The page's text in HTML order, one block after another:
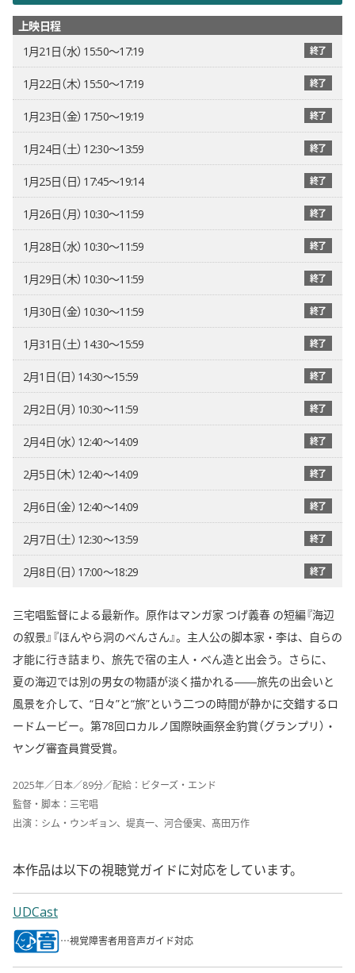
上映日程
1月21日（水） 15:50〜17:19
終了
1月22日（木） 15:50〜17:19 終了
1月23日（金） 17:50〜19:19 終了
1月24日（土） 12:30〜13:59 終了
1月25日（日） 17:45〜19:14 終了
1月26日（月） 10:30〜11:59 終了
1月28日（水） 10:30〜11:59 終了
1月29日（木） 10:30〜11:59 終了
1月30日（金） 10:30〜11:59 終了
1月31日（土） 14:30〜15:59 終了
2月1日（日） 14:30〜15:59 終了
2月2日（月） 10:30〜11:59 終了
2月4日（水） 12:40〜14:09 終了
2月5日（木） 12:40〜14:09 終了
2月6日（金） 12:40〜14:09 終了
2月7日（土） 12:30〜13:59 終了
2月8日（日） 17:00〜18:29 終了
三宅唱監督による最新作。原作はマンガ家 つげ義春 の短編『海辺
の叙景』『ほんやら洞のべんさん』。主人公の脚本家・李は、自らの
才能に行き詰まり、旅先で宿の主人・べん造と出会う。さらに、
夏の海辺では別の男女の物語が淡く描かれる――旅先の出会いと
風景を介して、“日々”と“旅”という二つの時間が静かに交錯するロ
ードムービー。第78回ロカルノ国際映画祭金豹賞（グランプリ）・
ヤング審査員賞受賞。
2025年／日本／89分／配給：ビターズ・エンド
監督・脚本：三宅唱
出演：シム・ウンギョン、堤真一、河合優実、髙田万作
本作品は以下の視聴覚ガイドに対応をしています。
UDCast
…視覚障害者用音声ガイド対応